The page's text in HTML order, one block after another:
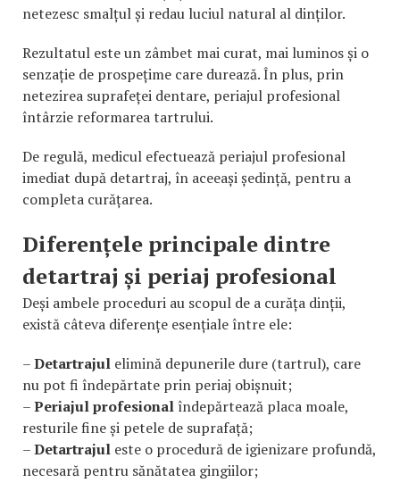
netezesc smalțul și redau luciul natural al dinților.
Rezultatul este un zâmbet mai curat, mai luminos și o
senzație de prospețime care durează. În plus, prin
netezirea suprafeței dentare, periajul profesional
întârzie reformarea tartrului.
De regulă, medicul efectuează periajul profesional
imediat după detartraj, în aceeași ședință, pentru a
completa curățarea.
Diferențele principale dintre
detartraj și periaj profesional
Deși ambele proceduri au scopul de a curăța dinții,
există câteva diferențe esențiale între ele:
–Detartrajul elimină depunerile dure (tartrul), care
nu pot fi îndepărtate prin periaj obișnuit;
–Periajul profesional îndepărtează placa moale,
resturile fine și petele de suprafață;
–Detartrajul este o procedură de igienizare profundă,
necesară pentru sănătatea gingiilor;